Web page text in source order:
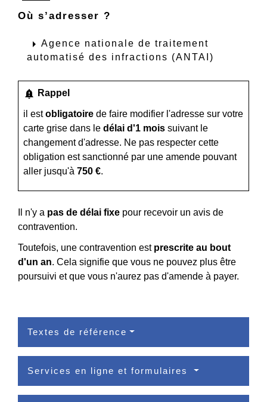
Où s’adresser ?
arrow_right Agence nationale de traitement
automatisé des infractions (ANTAI)
notification_important Rappel
il estobligatoire de faire modifier l'adresse sur votre
carte grise dans le délai d'1 mois suivant le
changement d'adresse. Ne pas respecter cette
obligation est sanctionné par une amende pouvant
aller jusqu'à 750 €.
Il n'y a pas de délai fixe pour recevoir un avis de
contravention.
Toutefois, une contravention est prescrite au bout
d'un an. Cela signifie que vous ne pouvez plus être
poursuivi et que vous n'aurez pas d'amende à payer.
Textes de référence
Services en ligne et formulaires